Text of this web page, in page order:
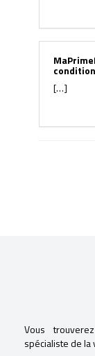
[…]
Vous
spécialiste de la